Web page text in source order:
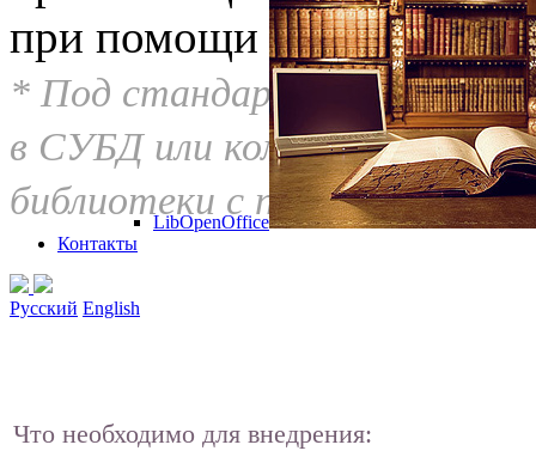
LibOpenOffice
Контакты
Русский English
при помощи библиотеки
* Под стандартной
в СУБД или компиляторы
библиотеки с подобными
Что необходимо для внедрения: